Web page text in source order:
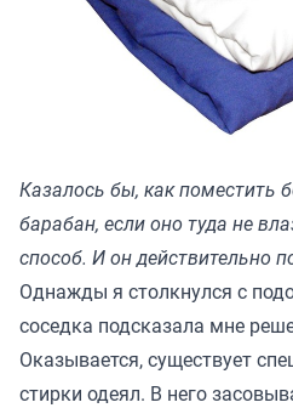
Казалось бы, как поместить
барабан, если оно туда не
способ. И он действительно
Однажды я столкнулся с
соседка подсказала мне
Оказывается, существует
стирки одеял. В него